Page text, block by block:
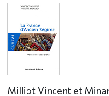
Milliot Vincent et